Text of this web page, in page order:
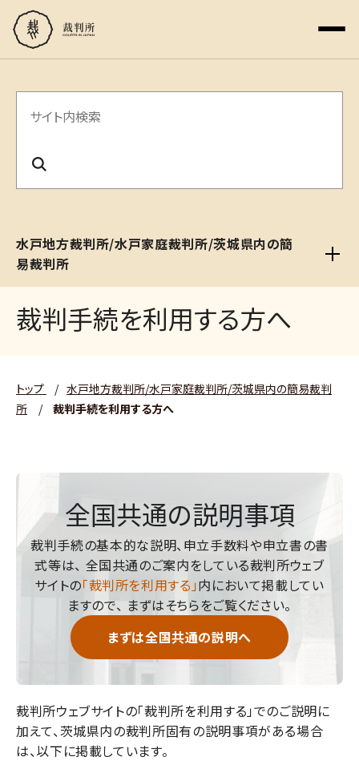
サ
内
索
水戸地方裁判所/水戸家庭裁判所/茨城県内の簡
易裁判所
裁判手続を利用する方へ
トップ / 水戸地方裁判所/水戸家庭裁判所/茨城県内の簡易裁判
所
/ 裁判手続を利用する方へ
全国共通の説明事項
裁判手続の基本的な説明、申立手数料や申立書の書
式等は、 全国共通のご案内をしている裁判所ウェブ
サイトの「裁判所を利用する」内において掲載してい
ますので、 まずはそちらをご覧ください。
まずは全国共通の説明へ
裁判所ウェブサイトの「裁判所を利用する」でのご説明に
加えて、茨城県内の裁判所固有の説明事項がある場合
は、以下に掲載しています。